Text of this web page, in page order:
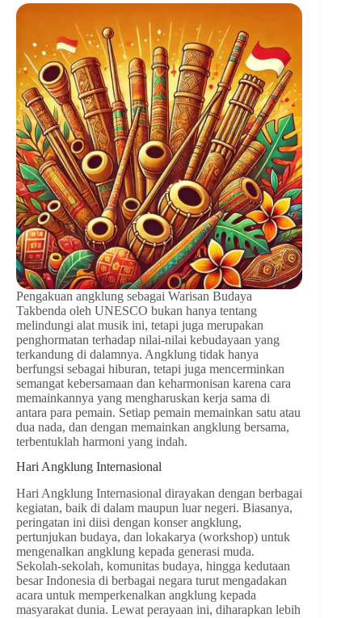
Pengakuan angklung sebagai Warisan Budaya
Takbenda oleh UNESCO bukan hanya tentang
melindungi alat musik ini, tetapi juga merupakan
penghormatan terhadap nilai-nilai kebudayaan yang
terkandung di dalamnya. Angklung tidak hanya
berfungsi sebagai hiburan, tetapi juga mencerminkan
semangat kebersamaan dan keharmonisan karena cara
memainkannya yang mengharuskan kerja sama di
antara para pemain. Setiap pemain memainkan satu atau
dua nada, dan dengan memainkan angklung bersama,
terbentuklah harmoni yang indah.
Hari Angklung Internasional
Hari Angklung Internasional dirayakan dengan berbagai
kegiatan, baik di dalam maupun luar negeri. Biasanya,
peringatan ini diisi dengan konser angklung,
pertunjukan budaya, dan lokakarya (workshop) untuk
mengenalkan angklung kepada generasi muda.
Sekolah-sekolah, komunitas budaya, hingga kedutaan
besar Indonesia di berbagai negara turut mengadakan
acara untuk memperkenalkan angklung kepada
masyarakat dunia. Lewat perayaan ini, diharapkan lebih